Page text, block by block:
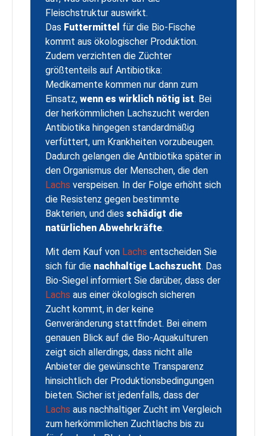
Fleischstruktur auswirkt.
Das Futtermittel für die Bio-Fische
kommt aus ökologischer Produktion.
Zudem verzichten die Züchter
größtenteils auf Antibiotika:
Medikamente kommen nur dann zum
Einsatz, wenn es wirklich nötig ist. Bei
der herkömmlichen Lachszucht werden
Antibiotika hingegen standardmäßig
verfüttert, um Krankheiten vorzubeugen.
Dadurch gelangen die Antibiotika später in
den Organismus der Menschen, die den
Lachs verspeisen. In der Folge erhöht sich
die Resistenz gegen bestimmte
Bakterien, und dies schädigt die
natürlichen Abwehrkräfte.
Mit dem Kauf von Lachs entscheiden Sie
sich für die nachhaltige Lachszucht. Das
Bio-Siegel informiert Sie darüber, dass der
Lachs aus einer ökologisch sicheren
Zucht kommt, in der keine
Genveränderung stattfindet. Bei einem
genauen Blick auf die Bio-Aquakulturen
zeigt sich allerdings, dass nicht alle
Anbieter die gewünschte Transparenz
hinsichtlich der Produktionsbedingungen
bieten. Sicher ist jedenfalls, dass der
Lachs aus nachhaltiger Zucht im Vergleich
zum herkömmlichen Zuchtlachs bis zu